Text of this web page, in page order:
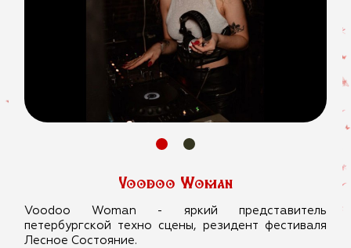
Voodoo Woman
Voodoo Woman - яркий представитель
петербургской техно сцены, резидент фестиваля
Лесное Состояние.